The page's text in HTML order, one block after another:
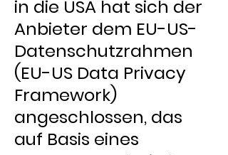
in die USA hat sich der
Anbieter dem EU-US-
Datenschutzrahmen
(EU-US Data Privacy
Framework)
angeschlossen, das
auf Basis eines